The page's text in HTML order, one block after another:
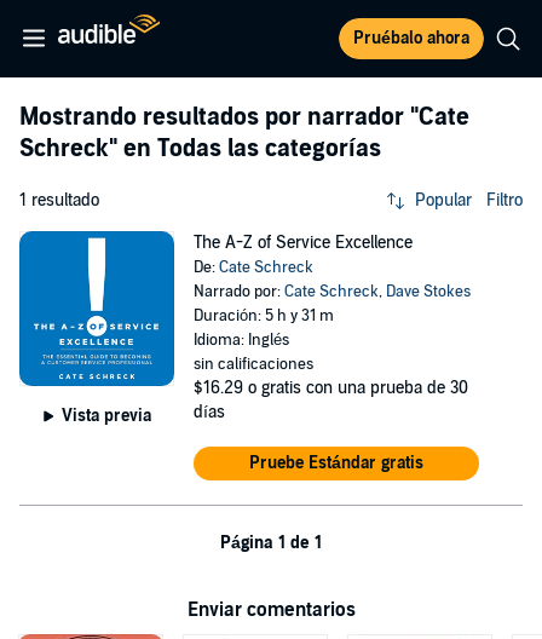
Pruébalo ahora
Mostrando resultados por narrador "Cate
Schreck" en Todas las categorías
1 resultado Popular Filtro
Vista previa
The A-Z of Service Excellence
De:Cate Schreck
Narrado por:Cate Schreck, Dave Stokes
Duración: 5 h y 31 m
Idioma: Inglés
sin calificaciones
$16.29 o gratis con una prueba de 30
días
Pruebe Estándar gratis
Página 1 de 1
Enviar comentarios